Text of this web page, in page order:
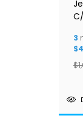
3